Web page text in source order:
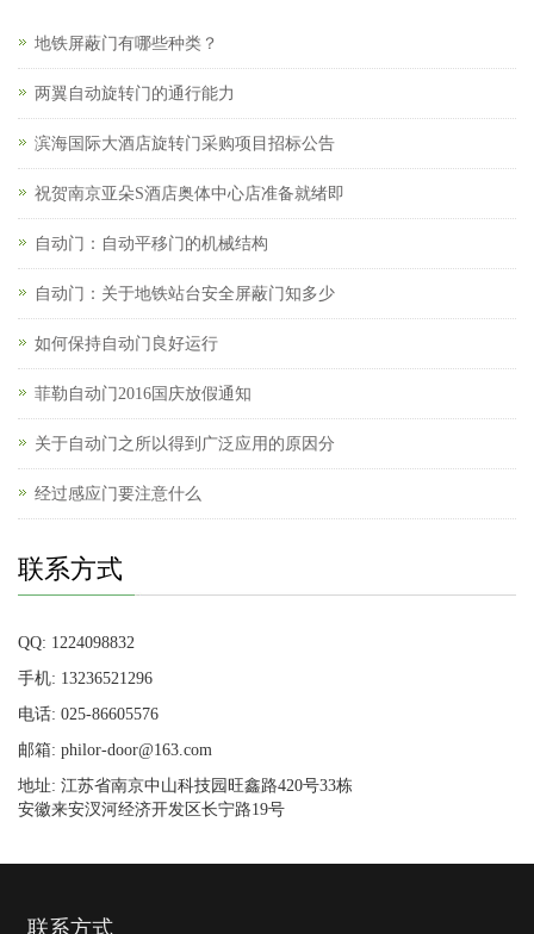
地铁屏蔽门有哪些种类？
两翼自动旋转门的通行能力
滨海国际大酒店旋转门采购项目招标公告
祝贺南京亚朵S酒店奥体中心店准备就绪即
自动门：自动平移门的机械结构
自动门：关于地铁站台安全屏蔽门知多少
如何保持自动门良好运行
菲勒自动门2016国庆放假通知
关于自动门之所以得到广泛应用的原因分
经过感应门要注意什么
联系方式
QQ: 1224098832
手机: 13236521296
电话: 025-86605576
邮箱: philor-door@163.com
地址: 江苏省南京中山科技园旺鑫路420号33栋
安徽来安汊河经济开发区长宁路19号
联系方式